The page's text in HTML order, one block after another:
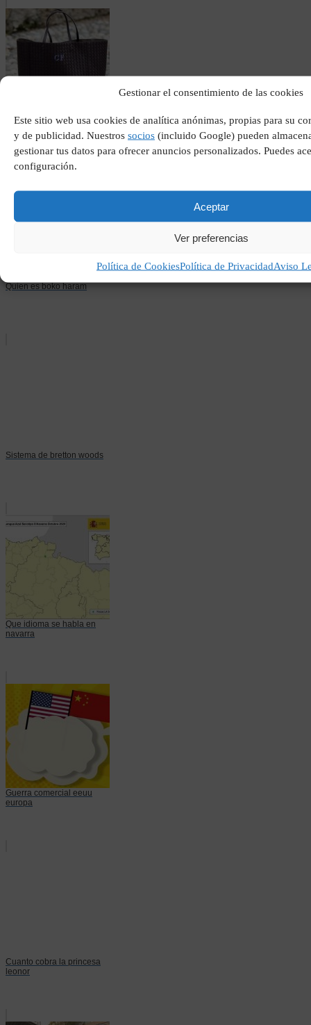
Gestionar el consentimiento de las cookies
Este sitio web usa cookies de analítica anónimas, propias para su
y de publicidad. Nuestros socios (incluido Google) pueden
gestionar tus datos para ofrecer anuncios personalizados. Puedes
configuración.
Aceptar
Ver preferencias
Política de CookiesPolítica de PrivacidadAviso
Mis bolsos de firma
Quien es boko haram
Sistema de bretton woods
Que idioma se habla en
navarra
Guerra comercial eeuu
europa
Cuanto cobra la princesa
leonor